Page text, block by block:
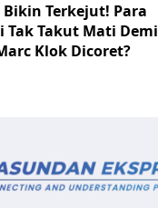
Terkejut! Para
Tak Takut Mati Demi
Klok Dicoret?